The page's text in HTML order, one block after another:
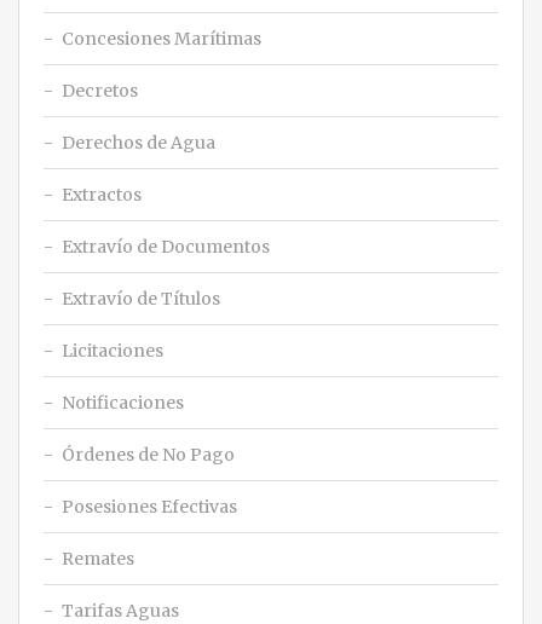
Concesiones Marítimas
Decretos
Derechos de Agua
Extractos
Extravío de Documentos
Extravío de Títulos
Licitaciones
Notificaciones
Órdenes de No Pago
Posesiones Efectivas
Remates
Tarifas Aguas